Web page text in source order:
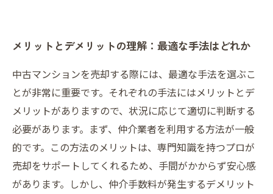
メリットとデメリットの理解：最適な手法はどれか
中古マンションを売却する際には、最適な手法を選ぶこ
とが非常に重要です。それぞれの手法にはメリットとデ
メリットがありますので、状況に応じて適切に判断する
必要があります。まず、仲介業者を利用する方法が一般
的です。この方法のメリットは、専門知識を持つプロが
売却をサポートしてくれるため、手間がかからず安心感
があります。しかし、仲介手数料が発生するデメリット